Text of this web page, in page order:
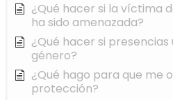
¿Qué hacer si la víctima
ha sido amenazada?
¿Qué hacer si
género?
¿Qué hago para que me
protección?